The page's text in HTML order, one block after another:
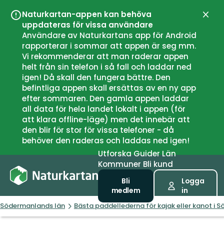
Naturkartan-appen kan behöva
uppdateras för vissa användare
Användare av Naturkartans app för Android
rapporterar i sommar att appen är seg mm.
Vi rekommenderar att man raderar appen
helt från sin telefon i så fall och laddar ned
igen! Då skall den fungera bättre. Den
befintliga appen skall ersättas av en ny app
efter sommaren. Den gamla appen laddar
all data för hela landet lokalt i appen (för
att klara offline-läge) men det innebär att
den blir för stor för vissa telefoner - då
behöver den raderas och laddas ned igen!
UtforskaGuiderLän
Kommuner Bli kund
Bli
medlem
Logga
in
Södermanlands län Bästa paddellederna för kajak eller kanot i